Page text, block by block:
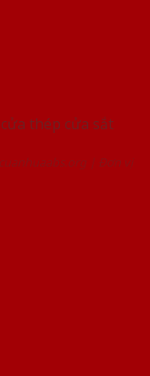
thép cửa sắt
| Đơn vị